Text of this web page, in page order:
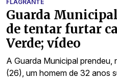
FLAGRANTE
Guarda
de tentar furtar
Verde; vídeo
A Guarda Municipal
(26), um homem de 32 anos